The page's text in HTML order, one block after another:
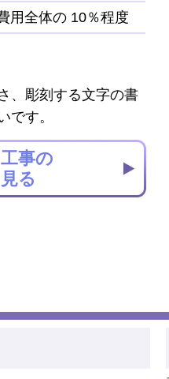
用全体の 10％程度
、彫刻する文字の書
です。
事の
る